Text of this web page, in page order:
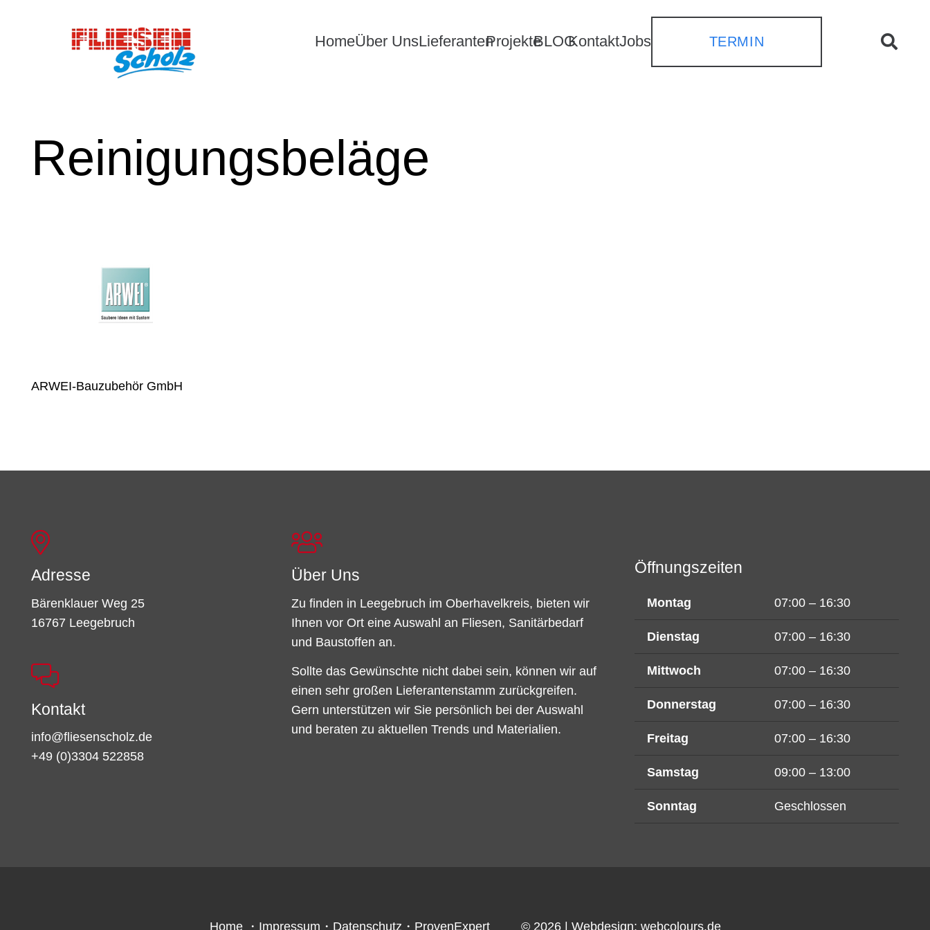
HomeÜber UnsLieferantenProjekteBLOGKontaktJobs TERMIN
Reinigungsbeläge
ARWEI-Bauzubehör GmbH
Adresse
Bärenklauer Weg 25
16767 Leegebruch
Kontakt
info@fliesenscholz.de
+49 (0)3304 522858
Über Uns
Zu finden in Leegebruch im Oberhavelkreis, bieten wir
Ihnen vor Ort eine Auswahl an Fliesen, Sanitärbedarf
und Baustoffen an.
Sollte das Gewünschte nicht dabei sein, können wir auf
einen sehr großen Lieferantenstamm zurückgreifen.
Gern unterstützen wir Sie persönlich bei der Auswahl
und beraten zu aktuellen Trends und Materialien.
Öffnungszeiten
Montag 07:00 – 16:30
Dienstag 07:00 – 16:30
Mittwoch 07:00 – 16:30
Donnerstag 07:00 – 16:30
Freitag 07:00 – 16:30
Samstag 09:00 – 13:00
Sonntag Geschlossen
Home ・ Impressum ・ Datenschutz ・ ProvenExpert © 2026 | Webdesign: webcolours.de